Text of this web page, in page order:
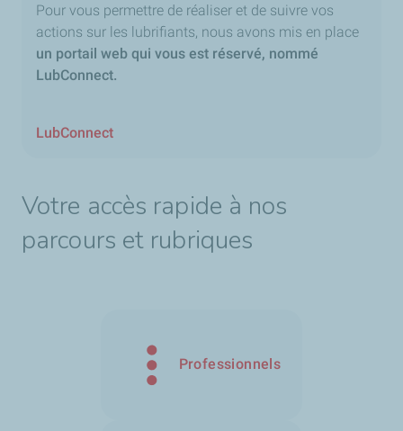
Pour vous permettre de réaliser et de suivre vos
actions sur les lubrifiants, nous avons mis en place
un portail web qui vous est réservé, nommé
LubConnect.
LubConnect
Votre accès rapide à nos
parcours et rubriques
Professionnels